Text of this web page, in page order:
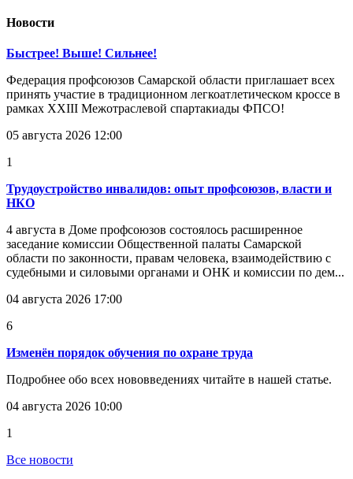
Новости
Быстрее! Выше! Сильнее!
Федерация профсоюзов Самарской области приглашает всех
принять участие в традиционном легкоатлетическом кроссе в
рамках XXIII Межотраслевой спартакиады ФПСО!
05 августа 2026 12:00
1
Трудоустройство инвалидов: опыт профсоюзов, власти и
НКО
4 августа в Доме профсоюзов состоялось расширенное
заседание комиссии Общественной палаты Самарской
области по законности, правам человека, взаимодействию с
судебными и силовыми органами и ОНК и комиссии по дем...
04 августа 2026 17:00
6
Изменён порядок обучения по охране труда
Подробнее обо всех нововведениях читайте в нашей статье.
04 августа 2026 10:00
1
Все новости